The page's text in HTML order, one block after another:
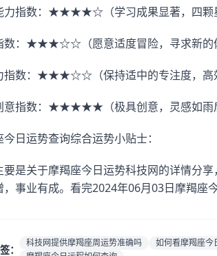
力指数：★★★★☆（学习成果显著，四颗
数：★★★☆☆（愿意适度冒险，寻求新的
指数：★★★☆☆（保持适中的专注度，高
意指数：★★★★★（极具创意，灵感如雨
今日运势查询综合运势小贴士：
要是关于摩羯座今日运势科技网的详情分
，事业有成。看完2024年06月03日摩羯座
：
科技网提供摩羯座周运势准确吗 如何看摩羯座今